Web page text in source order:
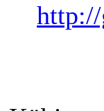
http://